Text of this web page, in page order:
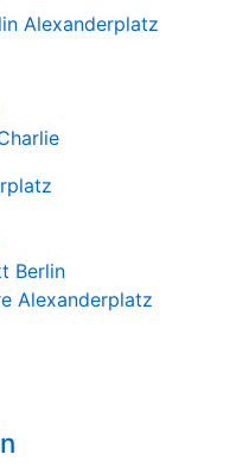
Alexanderplatz
Berlin
Alexanderplatz